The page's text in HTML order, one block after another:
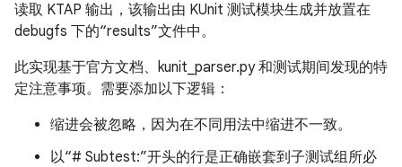
读取 KTAP 输出，该输出由 KUnit 测试模块生成并放置在
debugfs 下的“results”文件中。
此实现基于官方文档、kunit_parser.py 和测试期间发现的特
定注意事项。需要添加以下逻辑：
缩进会被忽略，因为在不同用法中缩进不一致。
以“# Subtest:”开头的行是正确嵌套到子测试组所必